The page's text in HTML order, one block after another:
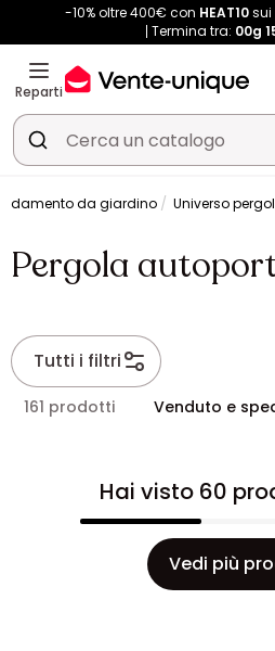
-10% oltre 400€ con HEAT10sui
Termina tra: 00g
Reparti
da giardino Universo
Pergola
Tutti i filtri
161 prodotti Venduto e
Hai visto 60
Vedi più